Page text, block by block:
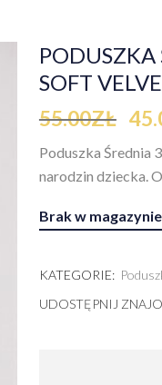
SOFT
55.00ZŁ
Poduszka Średnia
narodzin dziecka.
Brak w magazynie
KATEGORIE:
UDOSTĘPNIJ